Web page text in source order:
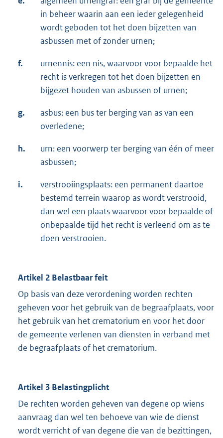
in beheer waarin aan een ieder gelegenheid
wordt geboden tot het doen bijzetten van
asbussen met of zonder urnen;
f.
urnennis: een nis, waarvoor voor bepaalde het
recht is verkregen tot het doen bijzetten en
bijgezet houden van asbussen of urnen;
g.
asbus: een bus ter berging van as van een
overledene;
h.
urn: een voorwerp ter berging van één of meer
asbussen;
i.
verstrooiingsplaats: een permanent daartoe
bestemd terrein waarop as wordt verstrooid,
dan wel een plaats waarvoor voor bepaalde of
onbepaalde tijd het recht is verleend om as te
doen verstrooien.
Artikel 2 Belastbaar feit
Op basis van deze verordening worden rechten
geheven voor het gebruik van de begraafplaats, voor
het gebruik van het crematorium en voor het door
de gemeente verlenen van diensten in verband met
de begraafplaats of het crematorium.
Artikel 3 Belastingplicht
De rechten worden geheven van degene op wiens
aanvraag dan wel ten behoeve van wie de dienst
wordt verricht of van degene die van de bezittingen,